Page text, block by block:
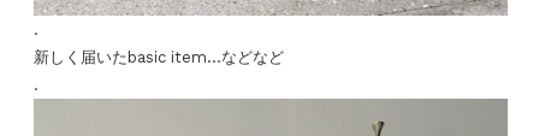
.
新しく届いたbasic item…などなど
.